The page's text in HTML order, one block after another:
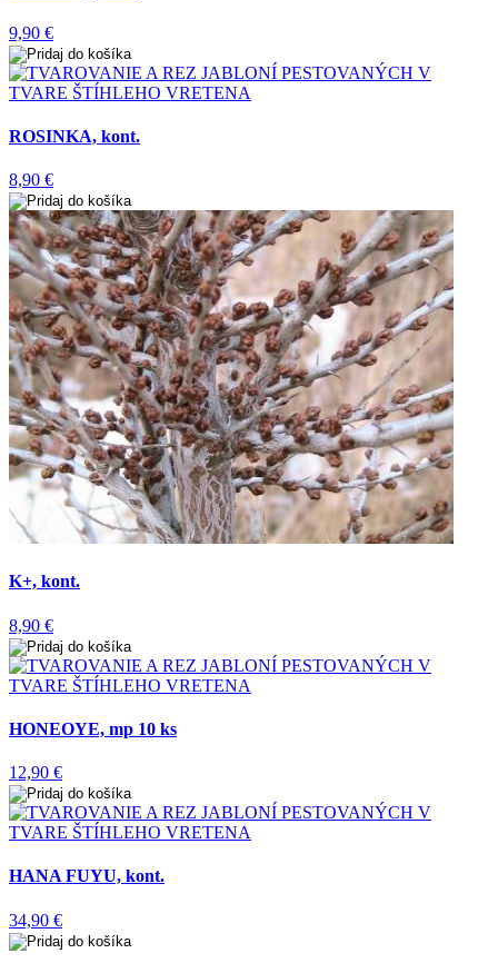
9,90 €
ROSINKA, kont.
8,90 €
K+, kont.
8,90 €
HONEOYE, mp 10 ks
12,90 €
HANA FUYU, kont.
34,90 €